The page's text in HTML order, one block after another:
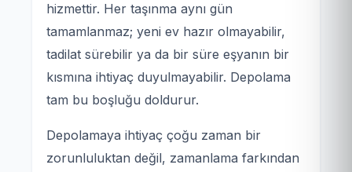
hizmettir. Her taşınma aynı gün
tamamlanmaz; yeni ev hazır olmayabilir,
tadilat sürebilir ya da bir süre eşyanın bir
kısmına ihtiyaç duyulmayabilir. Depolama
tam bu boşluğu doldurur.
Depolamaya ihtiyaç çoğu zaman bir
zorunluluktan değil, zamanlama farkından